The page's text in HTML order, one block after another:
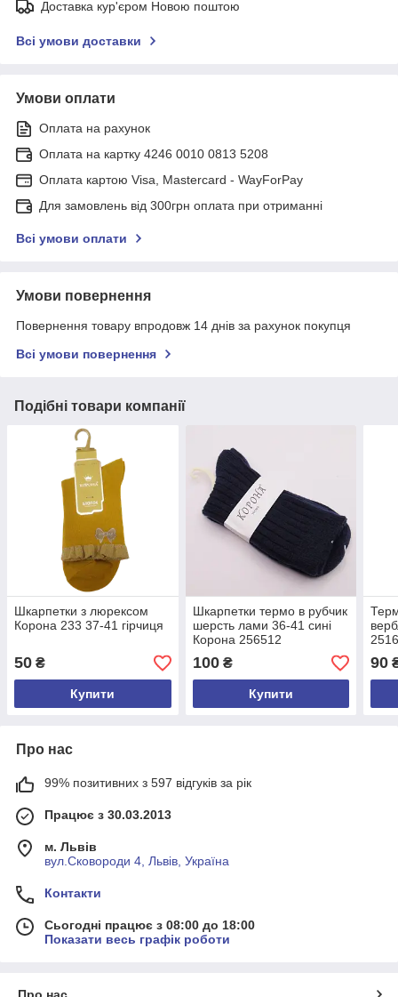
Доставка кур'єром Новою поштою
Всі умови доставки
Умови оплати
Оплата на рахунок
Оплата на картку 4246 0010 0813 5208
Оплата картою Visa, Mastercard - WayForPay
Для замовлень від 300грн оплата при отриманні
Всі умови оплати
Умови повернення
Повернення товару впродовж 14 днів за рахунок покупця
Всі умови повернення
Подібні товари компанії
Шкарпетки з люрексом
Корона 233 37-41 гірчиця
50 ₴
Купити
Шкарпетки термо в рубчик
шерсть лами 36-41 сині
Корона 256512
100₴
Купити
90
Про нас
99% позитивних з 597 відгуків за рік
Працює з 30.03.2013
м. Львів
вул.Сковороди 4, Львів, Україна
Контакти
Сьогодні працює з 08:00 до 18:00
Показати весь графік роботи